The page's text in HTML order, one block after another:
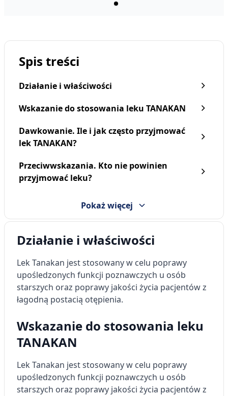
Spis treści
Działanie i właściwości
Wskazanie do stosowania leku TANAKAN
Dawkowanie. Ile i jak często przyjmować
lek TANAKAN?
Przeciwwskazania. Kto nie powinien
przyjmować leku?
Pokaż więcej
Działanie i właściwości
Lek Tanakan jest stosowany w celu poprawy
upośledzonych funkcji poznawczych u osób
starszych oraz poprawy jakości życia pacjentów z
łagodną postacią otępienia.
Wskazanie do stosowania leku
TANAKAN
Lek Tanakan jest stosowany w celu poprawy
upośledzonych funkcji poznawczych u osób
starszych oraz poprawy jakości życia pacjentów z